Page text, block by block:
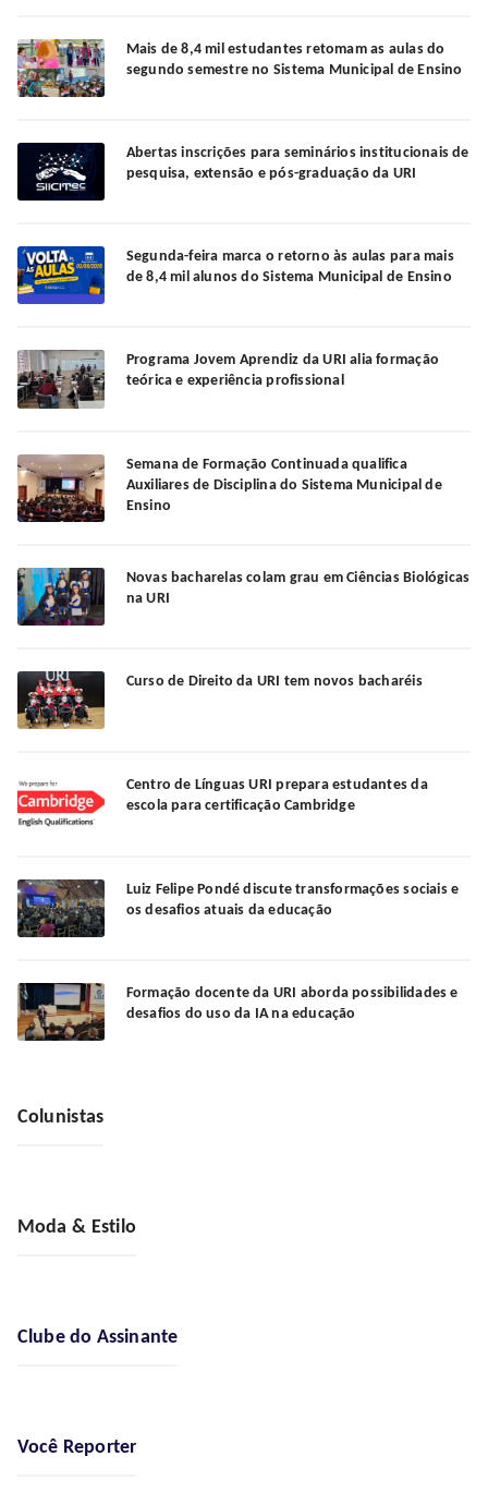
Mais de 8,4 mil estudantes retomam as aulas do
segundo semestre no Sistema Municipal de Ensino
Abertas inscrições para seminários institucionais de
pesquisa, extensão e pós-graduação da URI
Segunda-feira marca o retorno às aulas para mais
de 8,4 mil alunos do Sistema Municipal de Ensino
Programa Jovem Aprendiz da URI alia formação
teórica e experiência profissional
Semana de Formação Continuada qualifica
Auxiliares de Disciplina do Sistema Municipal de
Ensino
Novas bacharelas colam grau em Ciências Biológicas
na URI
Curso de Direito da URI tem novos bacharéis
Centro de Línguas URI prepara estudantes da
escola para certificação Cambridge
Luiz Felipe Pondé discute transformações sociais e
os desafios atuais da educação
Formação docente da URI aborda possibilidades e
desafios do uso da IA na educação
Colunistas
Moda & Estilo
Clube do Assinante
Você Reporter